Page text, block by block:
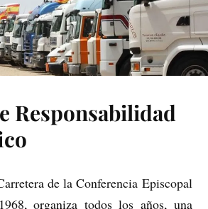
Responsabilidad
de la Conferencia Episcopal
organiza todos los años, una